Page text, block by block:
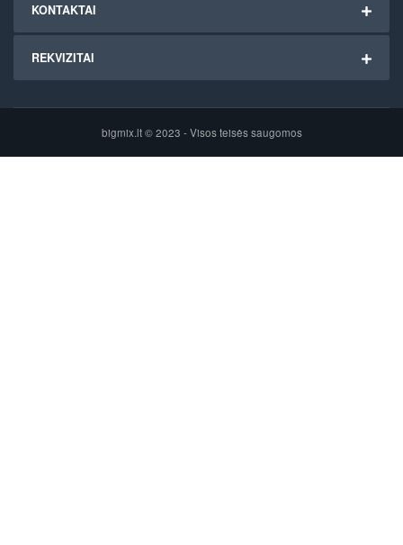
KONTAKTAI
REKVIZITAI
bigmix.lt © 2023 - Visos teisės saugomos